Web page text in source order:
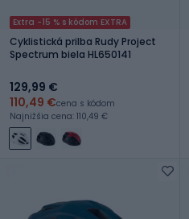
Extra -15 % s kódom EXTRA
Cyklistická prilba Rudy Project
Spectrum biela HL650141
129,99 €
110,49 €cena s kódom
Najnižšia cena: 110,49 €